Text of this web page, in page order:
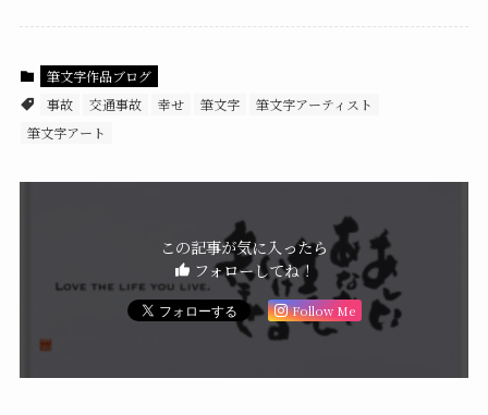
筆文字作品ブログ
事故
交通事故 幸せ 筆文字
筆文字アーティスト
筆文字アート
この記事が気に入ったら
フォローしてね！
Follow Me